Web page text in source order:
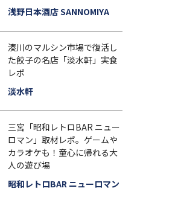
浅野日本酒店 SANNOMIYA
湊川のマルシン市場で復活し
た餃子の名店「淡水軒」実食
レポ
淡水軒
三宮「昭和レトロBAR ニュー
ロマン」取材レポ。ゲームや
カラオケも！童心に帰れる大
人の遊び場
昭和レトロBAR ニューロマン